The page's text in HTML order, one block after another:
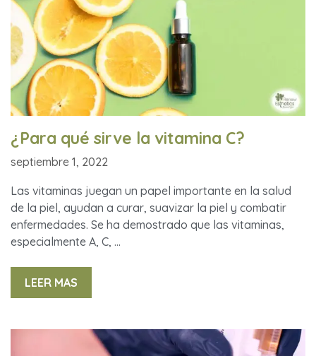
¿Para qué sirve la vitamina C?
septiembre 1, 2022
Las vitaminas juegan un papel importante en la salud
de la piel, ayudan a curar, suavizar la piel y combatir
enfermedades. Se ha demostrado que las vitaminas,
especialmente A, C, …
LEER MAS